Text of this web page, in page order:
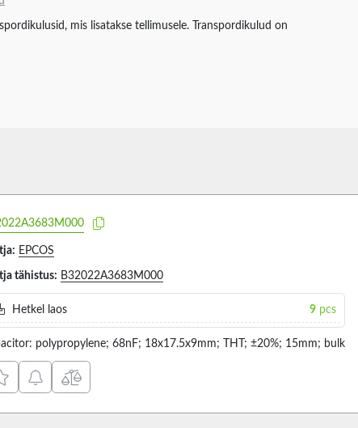
mis lisatakse tellimusele. Transpordikulud on
EPCOS
tähistus: B32022A3683M000
Hetkel laos 9 pcs
polypropylene; 68nF; 18x17.5x9mm; THT; ±20%; 15mm; bulk